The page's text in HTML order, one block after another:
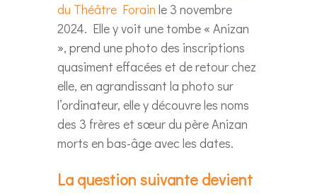
du Théâtre Forain le 3 novembre
2024. Elle y voit une tombe « Anizan
», prend une photo des inscriptions
quasiment effacées et de retour chez
elle, en agrandissant la photo sur
l’ordinateur, elle y découvre les noms
des 3 frères et sœur du père Anizan
morts en bas-âge avec les dates.
La question suivante devient